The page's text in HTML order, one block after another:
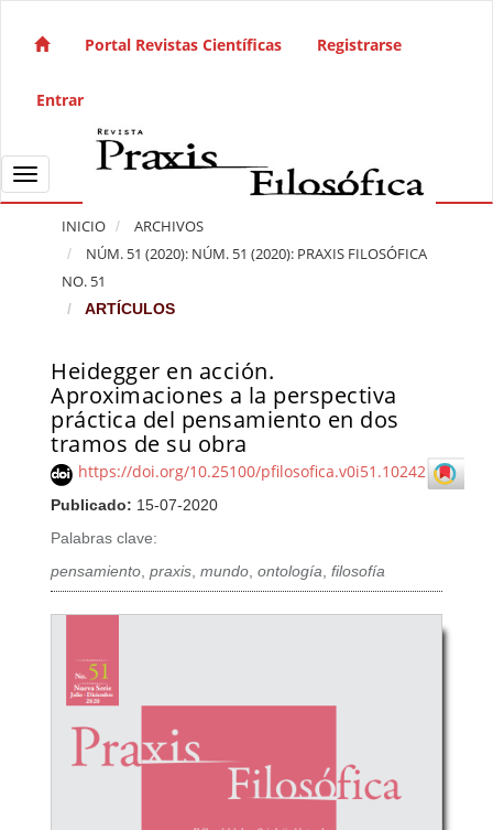
Navegación principal
Barra lateral
Portal Revistas Científicas Registrarse
Entrar
Toggle navigation
INICIO
ARCHIVOS
NÚM. 51 (2020): NÚM. 51 (2020): PRAXIS FILOSÓFICA
NO. 51
ARTÍCULOS
Heidegger en acción.
Aproximaciones a la perspectiva
práctica del pensamiento en dos
tramos de su obra
https://doi.org/10.25100/pfilosofica.v0i51.10242
Publicado: 15-07-2020
Palabras clave:
pensamiento,praxis,mundo,ontología,filosofía
Barra lateral del artículo